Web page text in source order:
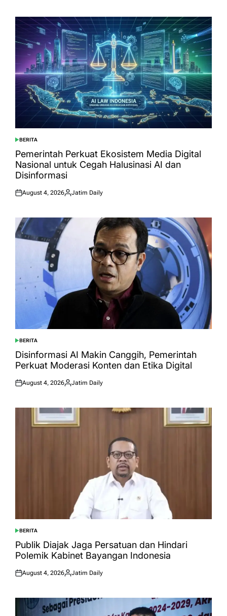
POSTED
IN
BERITA
Pemerintah Perkuat Ekosistem Media Digital
Nasional untuk Cegah Halusinasi AI dan
Disinformasi
Posted
August 4, 2026
Posted
Jatim Daily
POSTED
IN
BERITA
Disinformasi AI Makin Canggih, Pemerintah
Perkuat Moderasi Konten dan Etika Digital
Posted
August 4, 2026
Posted
Jatim Daily
POSTED
IN
BERITA
Publik Diajak Jaga Persatuan dan Hindari
Polemik Kabinet Bayangan Indonesia
Posted
August 4, 2026
Posted
Jatim Daily